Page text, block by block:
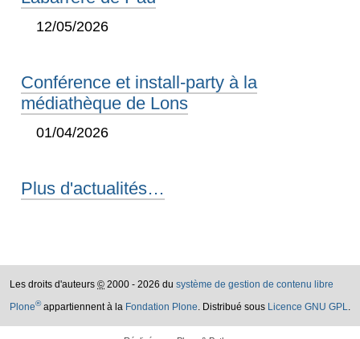
12/05/2026
Conférence et install-party à la
médiathèque de Lons
01/04/2026
Plus d'actualités…
Les droits d'auteurs © 2000 - 2026 du système de gestion de contenu libre
Plone®appartiennent à la Fondation Plone. Distribué sous Licence GNU GPL.